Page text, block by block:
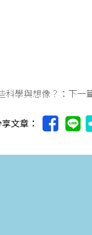
科學與想像？ ：下一
文章：